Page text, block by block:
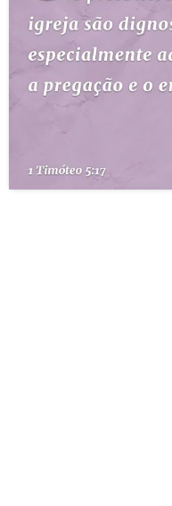
ESBOÇOS DE PREGAÇÃO
TEMAS
PERGUNTE À BÍBLIA
TERMO BÍBLICO